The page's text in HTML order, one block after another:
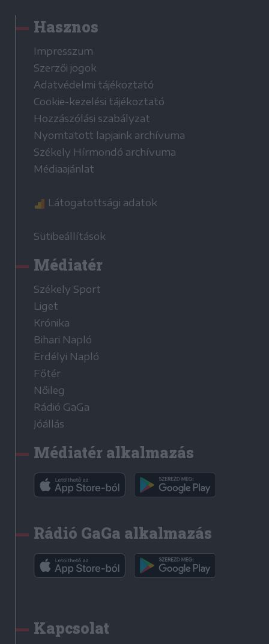
Hasznos
Impresszum
Szerzői jogok
Adatvédelmi tájékoztató
Cookie-kezelési tájékoztató
Hozzászólási szabályzat
Nyomtatott lapjaink archívuma
Székely Hírmondó archívuma
Médiaajánlat
Látogatottsági adatok
Sütibeállítások
Médiatér
Székely Sport
Liget
Krónika
Bihari Napló
Erdélyi Napló
Főtér
Nőileg
Rádió GaGa
Jóállás
Médiatér alkalmazás
Rádió GaGa alkalmazás
Kapcsolat